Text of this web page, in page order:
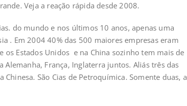
Veja a reação rápida desde 2008.
do mundo e nos últimos 10 anos, apenas uma
. Em 2004 40% das 500 maiores empresas eram
os Estados Unidos e na China sozinho tem mais de
França, Inglaterra juntos. Aliás três das
São Cias de Petroquímica. Somente duas, a